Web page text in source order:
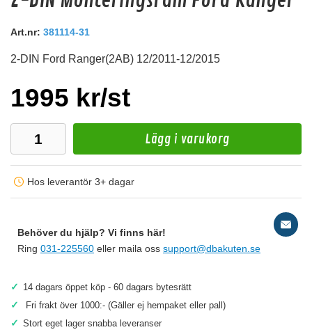
20mm2 kopparkabel
Snabblager 1-3 dagar
Art.nr: 381114-31
2-DIN Ford Ranger(2AB) 12/2011-12/2015
1995 kr/st
Lägg i varukorg
Hos leverantör 3+ dagar
Behöver du hjälp? Vi finns här!
Ring 031-225560 eller maila oss support@dbakuten.se
✓ 14 dagars öppet köp - 60 dagars bytesrätt
✓ Fri frakt över 1000:- (Gäller ej hempaket eller pall)
✓ Stort eget lager snabba leveranser